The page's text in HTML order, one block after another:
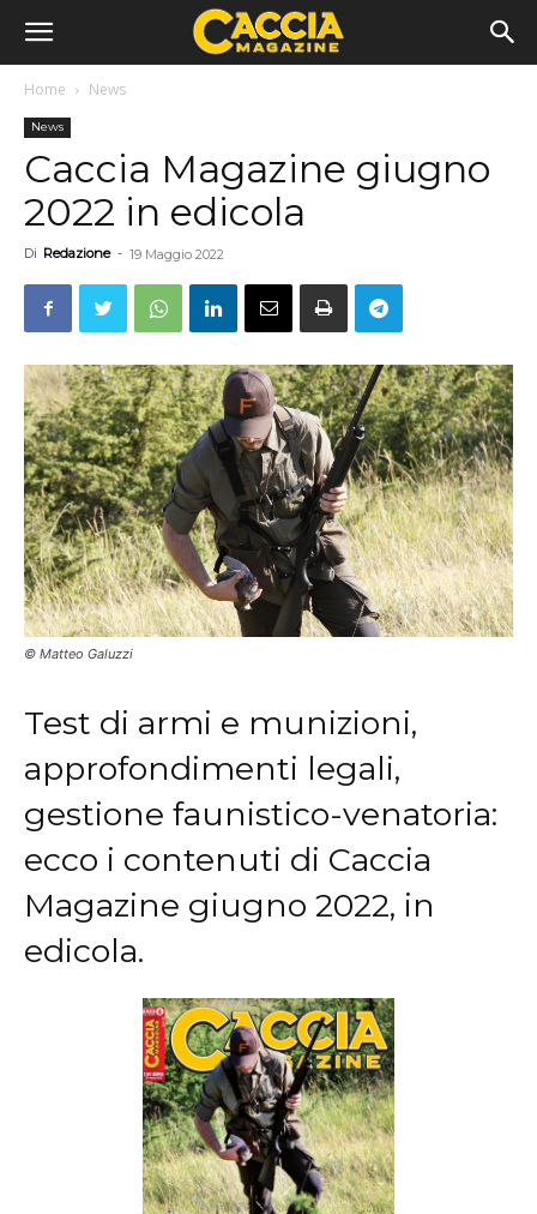
Home News
News
Caccia Magazine giugno
2022 in edicola
Di Redazione - 19 Maggio 2022
© Matteo Galuzzi
Test di armi e munizioni,
approfondimenti legali,
gestione faunistico-venatoria:
ecco i contenuti di Caccia
Magazine giugno 2022, in
edicola.